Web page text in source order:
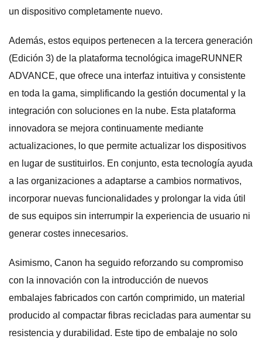
un dispositivo completamente nuevo.
Además, estos equipos pertenecen a la tercera generación
(Edición 3) de la plataforma tecnológica imageRUNNER
ADVANCE, que ofrece una interfaz intuitiva y consistente
en toda la gama, simplificando la gestión documental y la
integración con soluciones en la nube. Esta plataforma
innovadora se mejora continuamente mediante
actualizaciones, lo que permite actualizar los dispositivos
en lugar de sustituirlos. En conjunto, esta tecnología ayuda
a las organizaciones a adaptarse a cambios normativos,
incorporar nuevas funcionalidades y prolongar la vida útil
de sus equipos sin interrumpir la experiencia de usuario ni
generar costes innecesarios.
Asimismo, Canon ha seguido reforzando su compromiso
con la innovación con la introducción de nuevos
embalajes fabricados con cartón comprimido, un material
producido al compactar fibras recicladas para aumentar su
resistencia y durabilidad. Este tipo de embalaje no solo